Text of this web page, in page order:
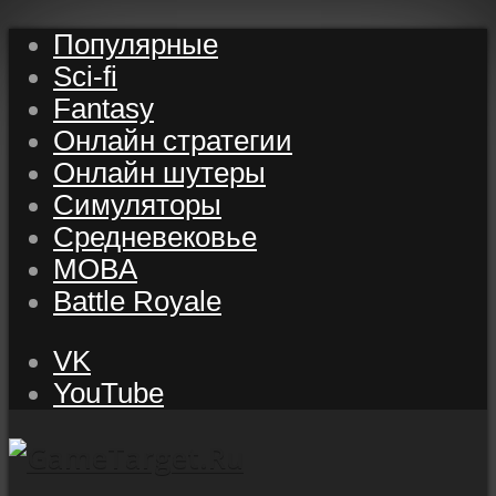
Популярные
Sci-fi
Fantasy
Онлайн стратегии
Онлайн шутеры
Симуляторы
Средневековье
MOBA
Battle Royale
VK
YouTube